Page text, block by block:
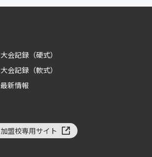
大会記録（硬式）
大会記録（軟式）
最新情報
加盟校専用サイト